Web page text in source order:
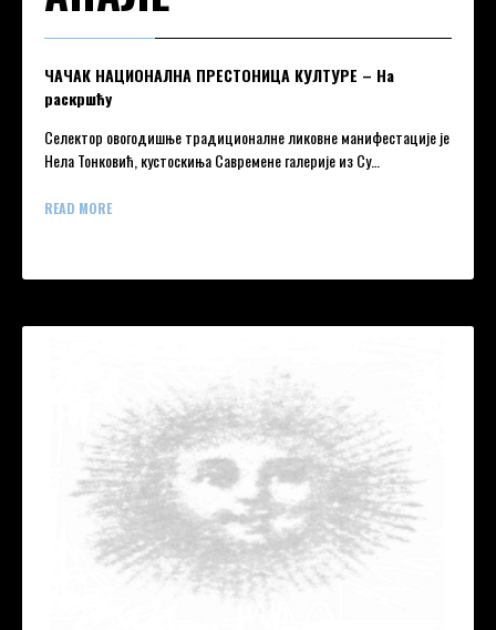
ЧАЧАК НАЦИОНАЛНА ПРЕСТОНИЦА КУЛТУРЕ – На
раскршћу
Селектор овогодишње традиционалне ликовне манифестације је
Нела Тонковић, кустоскиња Савремене галерије из Су…
READ MORE